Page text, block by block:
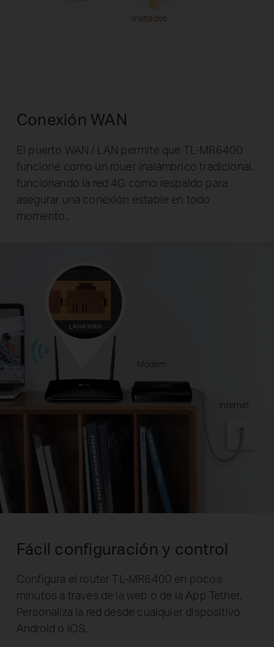
Invitados
Conexión WAN
El puerto WAN / LAN permite que TL-MR6400
funcione como un rouer inalámbrico tradicional,
funcionando la red 4G como respaldo para
asegurar una conexión estable en todo
momento..
Internet
Modem
Fácil configuración y control
Configura el router TL-MR6400 en pocos
minutos a través de la web o de la App Tether.
Personaliza la red desde cualquier dispositivo
Android o iOS.